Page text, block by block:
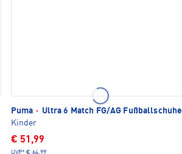
Puma · Ultra 6 Match FG/AG Fußballschuhe
Kinder
€ 51,99
UVP* € 64,99